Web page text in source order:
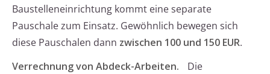
Baustelleneinrichtung kommt eine separate
Pauschale zum Einsatz. Gewöhnlich bewegen sich
diese Pauschalen dann zwischen 100 und 150 EUR.
Verrechnung von Abdeck-Arbeiten.
Die